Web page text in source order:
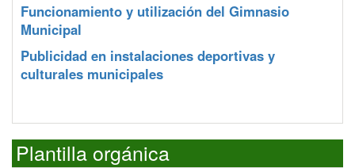
Funcionamiento y utilización del Gimnasio
Municipal
Publicidad en instalaciones deportivas y
culturales municipales
Plantilla orgánica